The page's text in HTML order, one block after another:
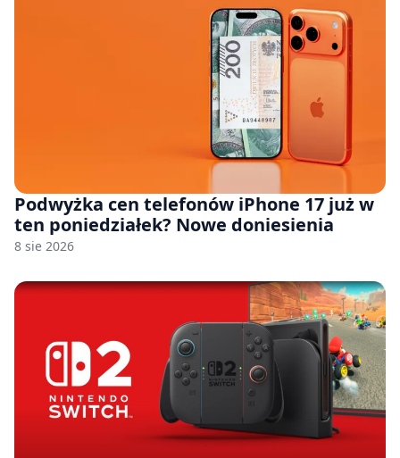
Podwyżka cen telefonów iPhone 17 już w
ten poniedziałek? Nowe doniesienia
8 sie 2026